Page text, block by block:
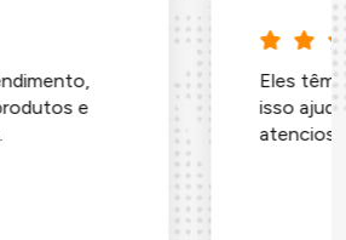
coisa a pronta entrega,
E o pessoal é super
recomendo!